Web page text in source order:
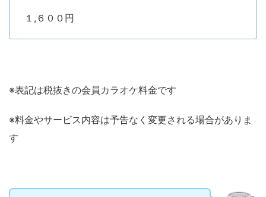
１,６００円
※表記は税抜きの会員カラオケ料金です
※料金やサービス内容は予告なく変更される場合がありま
す